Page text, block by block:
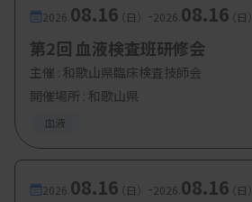
2026. 08.16（日） -2026. 08.16（日）
第2回 血液検査班研修会
主催 : 和歌山県臨床検査技師会
開催場所 : 和歌山県
血液
2026. 08.16（日） -2026. 08.16（日）